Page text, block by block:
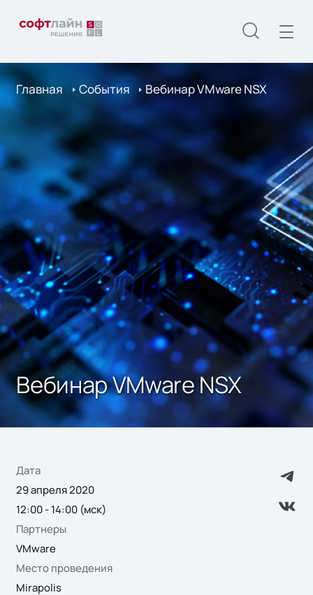
Главная События Вебинар VMware NSX
Вебинар VMware NSX
Дата
29 апреля 2020
12:00 - 14:00 (мск)
Партнеры
VMware
Место проведения
Mirapolis